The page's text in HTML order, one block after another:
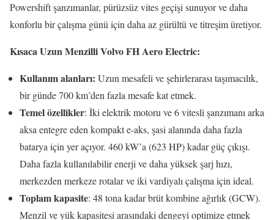
Powershift şanzımanlar, pürüzsüz vites geçişi sunuyor ve daha
konforlu bir çalışma günü için daha az gürültü ve titreşim üretiyor.
Kısaca Uzun Menzilli Volvo FH Aero Electric:
Kullanım alanları: Uzun mesafeli ve şehirlerarası taşımacılık,
bir günde 700 km’den fazla mesafe kat etmek.
Temel özellikler: İki elektrik motoru ve 6 vitesli şanzımanı arka
aksa entegre eden kompakt e-aks, şasi alanında daha fazla
batarya için yer açıyor. 460 kW’a (623 HP) kadar güç çıkışı.
Daha fazla kullanılabilir enerji ve daha yüksek şarj hızı,
merkezden merkeze rotalar ve iki vardiyalı çalışma için ideal.
Toplam kapasite: 48 tona kadar brüt kombine ağırlık (GCW).
Menzil ve yük kapasitesi arasındaki dengeyi optimize etmek